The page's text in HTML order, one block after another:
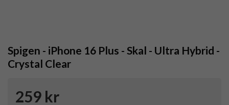
Spigen - iPhone 16 Plus - Skal - Ultra Hybrid -
Crystal Clear
259 kr